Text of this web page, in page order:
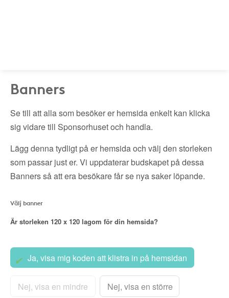
Banners
Se till att alla som besöker er hemsida enkelt kan klicka
sig vidare till Sponsorhuset och handla.
Lägg denna tydligt på er hemsida och välj den storleken
som passar just er. Vi uppdaterar budskapet på dessa
Banners så att era besökare får se nya saker löpande.
Välj banner
Är storleken 120 x 120 lagom för din hemsida?
Ja, visa mig koden att klistra in på hemsidan
Nej, visa en mindre Nej, visa en större